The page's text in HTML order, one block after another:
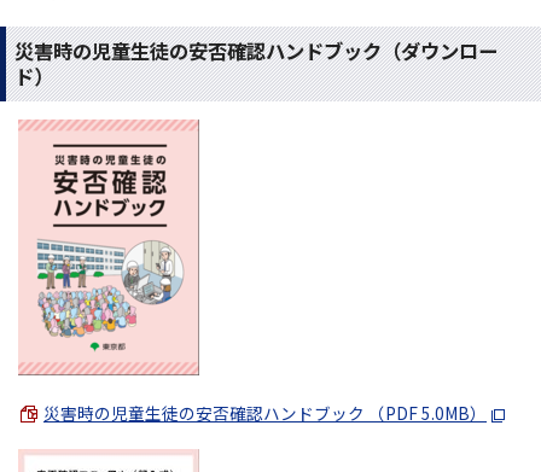
災害時の児童生徒の安否確認ハンドブック（ダウンロー
ド）
災害時の児童生徒の安否確認ハンドブック （PDF 5.0MB）